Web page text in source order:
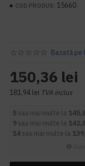
COD PRODUS: 15660
Bazată pe
150,36 lei
181,94 lei TVA inclus
5 sau mai multe la
9 sau mai multe la
14 sau mai multe la